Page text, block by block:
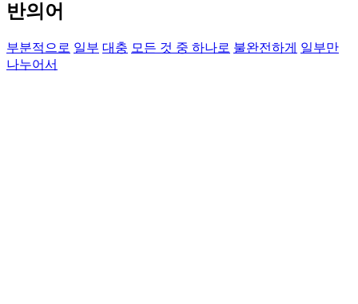
반의어
부분적으로 일부 대충 모든 것 중 하나로 불완전하게 일부만
나누어서